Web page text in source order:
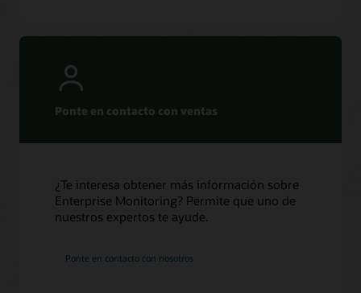
Ponte en contacto con ventas
¿Te interesa obtener más información sobre
Enterprise Monitoring? Permite que uno de
nuestros expertos te ayude.
Ponte en contacto con nosotros